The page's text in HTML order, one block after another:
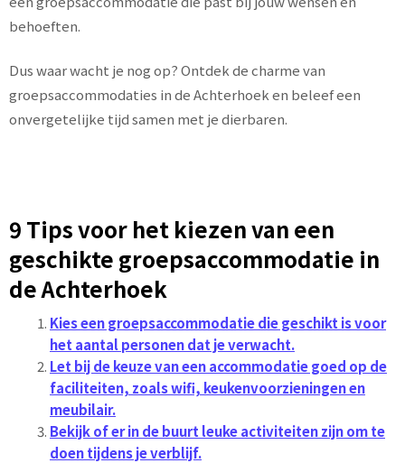
behoeften.
Dus waar wacht je nog op? Ontdek de charme van
groepsaccommodaties in de Achterhoek en beleef een
onvergetelijke tijd samen met je dierbaren.
9 Tips voor het kiezen van een
geschikte groepsaccommodatie in
de Achterhoek
Kies een groepsaccommodatie die geschikt is voor
het aantal personen dat je verwacht.
Let bij de keuze van een accommodatie goed op de
faciliteiten, zoals wifi, keukenvoorzieningen en
meubilair.
Bekijk of er in de buurt leuke activiteiten zijn om te
doen tijdens je verblijf.